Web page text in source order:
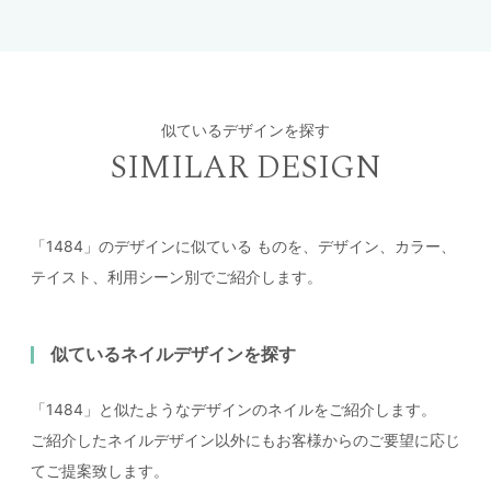
似ているデザインを探す
SIMILAR DESIGN
「1484」のデザインに似ている ものを、デザイン、カラー、
テイスト、利用シーン別でご紹介します。
似ているネイルデザインを探す
「1484」と似たようなデザインのネイルをご紹介します。
ご紹介したネイルデザイン以外にもお客様からのご要望に応じ
てご提案致します。